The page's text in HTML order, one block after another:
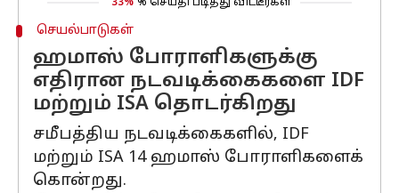
33% % செய்தி படித்து விட்டீர்கள்
செயல்பாடுகள்
ஹமாஸ் போராளிகளுக்கு
எதிரான நடவடிக்கைகளை IDF
மற்றும் ISA தொடர்கிறது
சமீபத்திய நடவடிக்கைகளில், IDF
மற்றும் ISA 14 ஹமாஸ் போராளிகளைக்
கொன்றது.